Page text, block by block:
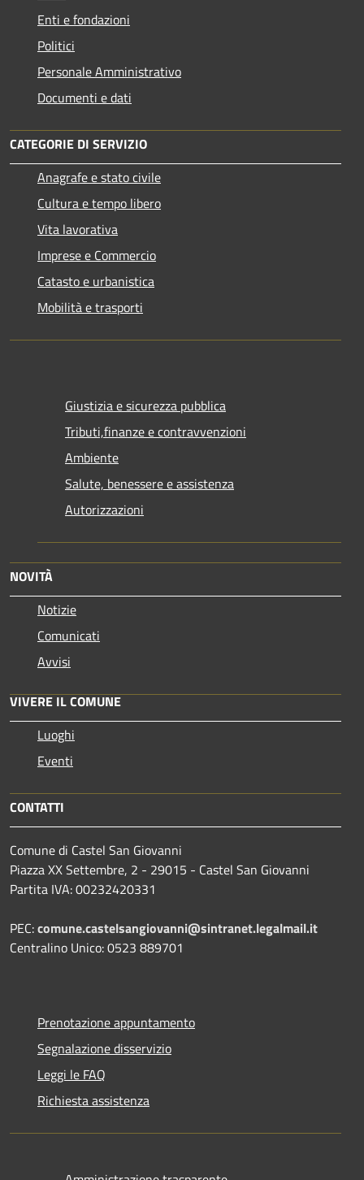
Enti e fondazioni
Politici
Personale Amministrativo
Documenti e dati
CATEGORIE DI SERVIZIO
Anagrafe e stato civile
Cultura e tempo libero
Vita lavorativa
Imprese e Commercio
Catasto e urbanistica
Mobilità e trasporti
Giustizia e sicurezza pubblica
Tributi,finanze e contravvenzioni
Ambiente
Salute, benessere e assistenza
Autorizzazioni
NOVITÀ
Notizie
Comunicati
Avvisi
VIVERE IL COMUNE
Luoghi
Eventi
CONTATTI
Comune di Castel San Giovanni
Piazza XX Settembre, 2 - 29015 - Castel San Giovanni
Partita IVA: 00232420331
PEC:comune.castelsangiovanni@sintranet.legalmail.it
Centralino Unico: 0523 889701
Prenotazione appuntamento
Segnalazione disservizio
Leggi le FAQ
Richiesta assistenza